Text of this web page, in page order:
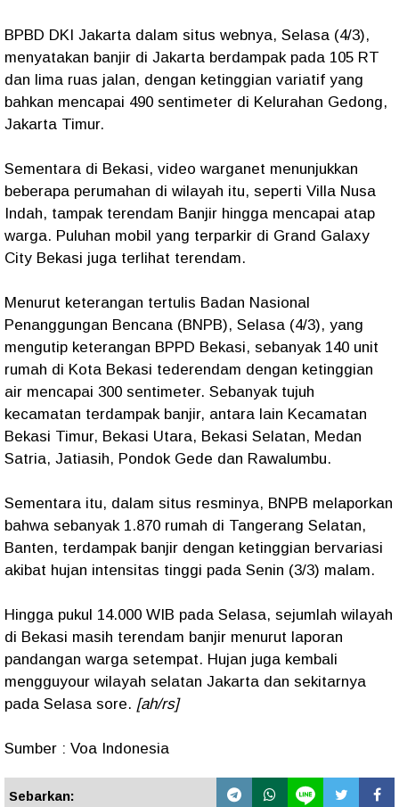
BPBD DKI Jakarta dalam situs webnya, Selasa (4/3),
menyatakan banjir di Jakarta berdampak pada 105 RT
dan lima ruas jalan, dengan ketinggian variatif yang
bahkan mencapai 490 sentimeter di Kelurahan Gedong,
Jakarta Timur.
Sementara di Bekasi, video warganet menunjukkan
beberapa perumahan di wilayah itu, seperti Villa Nusa
Indah, tampak terendam Banjir hingga mencapai atap
warga. Puluhan mobil yang terparkir di Grand Galaxy
City Bekasi juga terlihat terendam.
Menurut keterangan tertulis Badan Nasional
Penanggungan Bencana (BNPB), Selasa (4/3), yang
mengutip keterangan BPPD Bekasi, sebanyak 140 unit
rumah di Kota Bekasi tederendam dengan ketinggian
air mencapai 300 sentimeter. Sebanyak tujuh
kecamatan terdampak banjir, antara lain Kecamatan
Bekasi Timur, Bekasi Utara, Bekasi Selatan, Medan
Satria, Jatiasih, Pondok Gede dan Rawalumbu.
Sementara itu, dalam situs resminya, BNPB melaporkan
bahwa sebanyak 1.870 rumah di Tangerang Selatan,
Banten, terdampak banjir dengan ketinggian bervariasi
akibat hujan intensitas tinggi pada Senin (3/3) malam.
Hingga pukul 14.000 WIB pada Selasa, sejumlah wilayah
di Bekasi masih terendam banjir menurut laporan
pandangan warga setempat. Hujan juga kembali
mengguyour wilayah selatan Jakarta dan sekitarnya
pada Selasa sore. [ah/rs]
Sumber : Voa Indonesia
Sebarkan: